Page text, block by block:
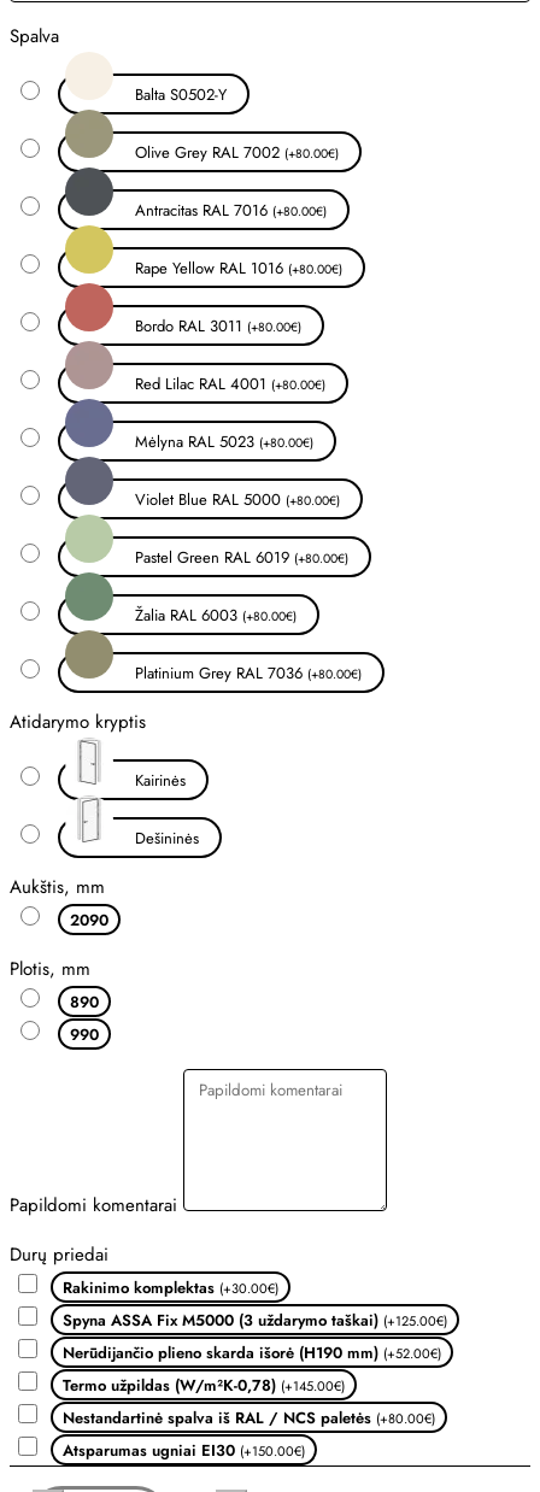
Spalva
Balta S0502-Y
Olive Grey RAL 7002 (+80.00€)
Antracitas RAL 7016 (+80.00€)
Rape Yellow RAL 1016 (+80.00€)
Bordo RAL 3011 (+80.00€)
Red Lilac RAL 4001 (+80.00€)
Mėlyna RAL 5023 (+80.00€)
Violet Blue RAL 5000 (+80.00€)
Pastel Green RAL 6019 (+80.00€)
Žalia RAL 6003 (+80.00€)
Platinium Grey RAL 7036 (+80.00€)
Atidarymo kryptis
Kairinės
Dešininės
Aukštis, mm
2090
Plotis, mm
890
990
Papildomi komentarai
Durų priedai
Rakinimo komplektas (+30.00€)
Spyna ASSA Fix M5000 (3 uždarymo taškai) (+125.00€)
Nerūdijančio plieno skarda išorė (H190 mm) (+52.00€)
Termo užpildas (W/m²K-0,78) (+145.00€)
Nestandartinė spalva iš RAL / NCS paletės (+80.00€)
Atsparumas ugniai EI30 (+150.00€)